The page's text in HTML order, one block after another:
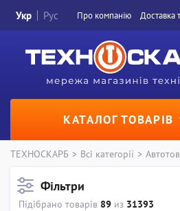
Укр Рус Про компанiю Доставка
КАТАЛОГ ТОВАРІВ
ТЕХНОСКАРБ > Всі категорії >
Фільтри
Підібрано товарів 89 из 31393